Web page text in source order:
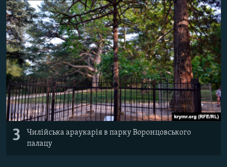
3
Чилійська араукарія в парку Воронцовського
палацу